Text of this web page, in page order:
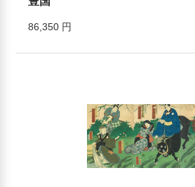
86,350 円